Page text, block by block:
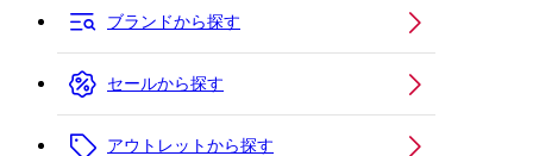
ブランドから探す
セールから探す
アウトレットから探す